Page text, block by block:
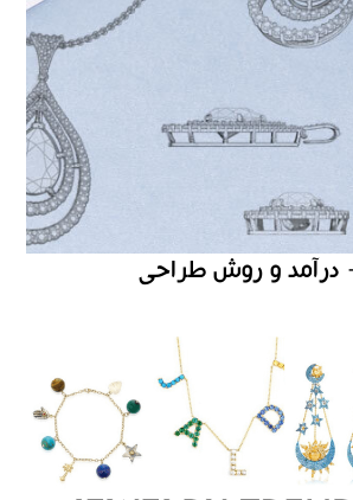
درآمد و روش طراحی